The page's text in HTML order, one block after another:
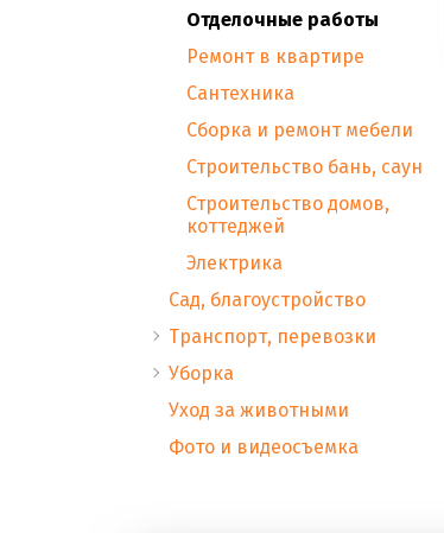
Отделочные работы
Ремонт в квартире
Сантехника
Сборка и ремонт мебели
Строительство бань, саун
Строительство домов,
коттеджей
Электрика
Сад, благоустройство
Транспорт, перевозки
Уборка
Уход за животными
Фото и видеосъемка